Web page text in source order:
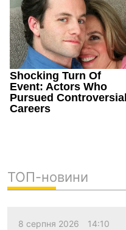
ТОП-новини
8 серпня 2026 14:10